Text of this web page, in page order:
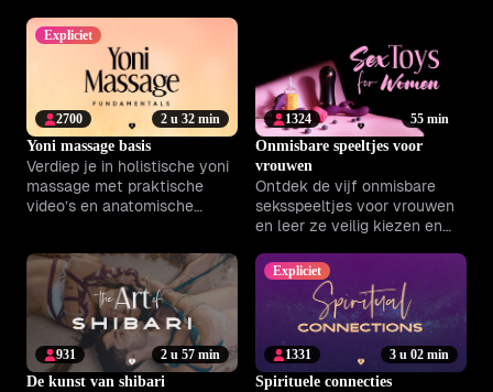
zintuiglijkheid elke dag te
versterken.
Expliciet
2 u 32 min
2700
Yoni massage basis
Verdiep je in holistische yoni
massage met praktische
video’s en anatomische
55 min
1324
Onmisbare speeltjes voor
vrouwen
Ontdek de vijf onmisbare
seksspeeltjes voor vrouwen
en leer ze veilig kiezen en
plezier.
2 u 57 min
931
De kunst van shibari
Expliciet
3 u 02 min
1331
Spirituele connecties